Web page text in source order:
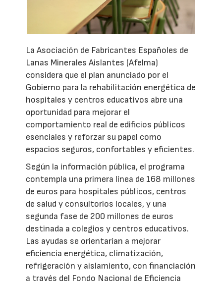
La Asociación de Fabricantes Españoles de
Lanas Minerales Aislantes (Afelma)
considera que el plan anunciado por el
Gobierno para la rehabilitación energética de
hospitales y centros educativos abre una
oportunidad para mejorar el
comportamiento real de edificios públicos
esenciales y reforzar su papel como
espacios seguros, confortables y eficientes.
Según la información pública, el programa
contempla una primera línea de 168 millones
de euros para hospitales públicos, centros
de salud y consultorios locales, y una
segunda fase de 200 millones de euros
destinada a colegios y centros educativos.
Las ayudas se orientarían a mejorar
eficiencia energética, climatización,
refrigeración y aislamiento, con financiación
a través del Fondo Nacional de Eficiencia